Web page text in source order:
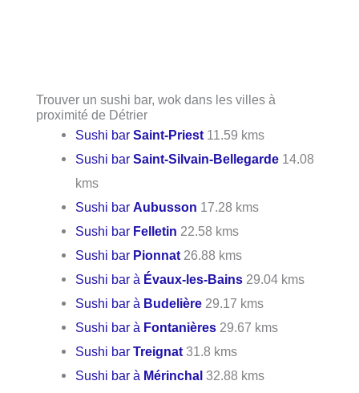
Trouver un sushi bar, wok dans les villes à
proximité de Détrier
Sushi barSaint-Priest 11.59 kms
Sushi barSaint-Silvain-Bellegarde 14.08
kms
Sushi barAubusson 17.28 kms
Sushi bar Felletin 22.58 kms
Sushi bar Pionnat 26.88 kms
Sushi bar à Évaux-les-Bains 29.04 kms
Sushi bar à Budelière 29.17 kms
Sushi bar à Fontanières 29.67 kms
Sushi barTreignat 31.8 kms
Sushi bar à Mérinchal 32.88 kms